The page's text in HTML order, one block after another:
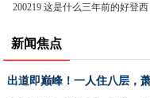
200219 这是什么三年前的好登
新闻焦点
出道即巅峰！一人住八层，